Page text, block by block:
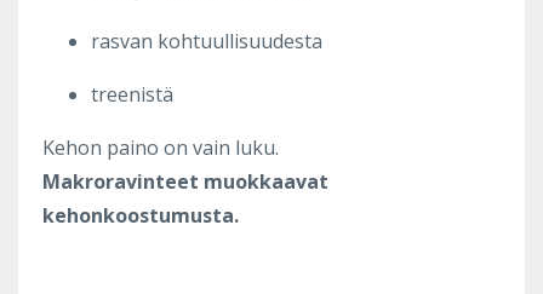
rasvan kohtuullisuudesta
treenistä
Kehon paino on vain luku.
Makroravinteet muokkaavat
kehonkoostumusta.